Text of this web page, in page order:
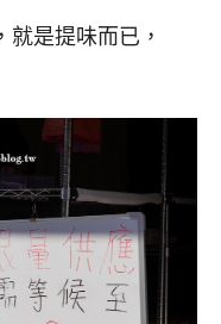
是提味而已，